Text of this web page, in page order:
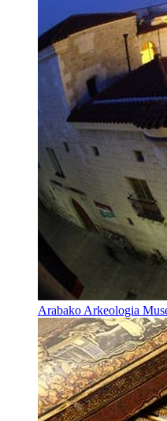
Arabako Arkeologia